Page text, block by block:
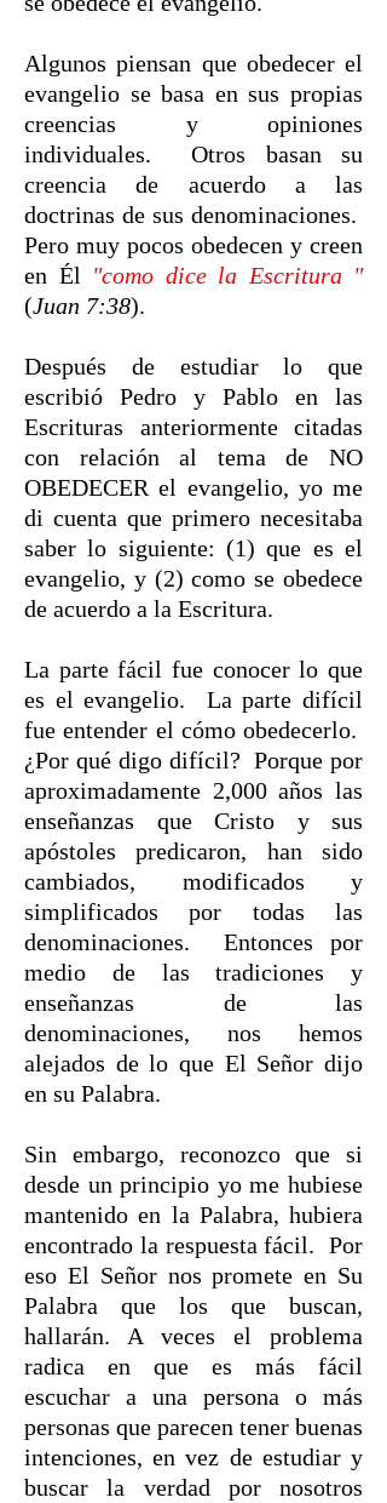
Algunos piensan que obedecer el
evangelio se basa en sus propias
creencias y opiniones
individuales. Otros basan su
creencia de acuerdo a las
doctrinas de sus denominaciones.
Pero muy pocos obedecen y creen
en Él "como dice la Escritura "
(Juan 7:38).
Después de estudiar lo que
escribió Pedro y Pablo en las
Escrituras anteriormente citadas
con relación al tema de NO
OBEDECER el evangelio, yo me
di cuenta que primero necesitaba
saber lo siguiente: (1) que es el
evangelio, y (2) como se obedece
de acuerdo a la Escritura.
La parte fácil fue conocer lo que
es el evangelio. La parte difícil
fue entender el cómo obedecerlo.
¿Por qué digo difícil? Porque por
aproximadamente 2,000 años las
enseñanzas que Cristo y sus
apóstoles predicaron, han sido
cambiados, modificados y
simplificados por todas las
denominaciones. Entonces por
medio de las tradiciones y
enseñanzas de las
denominaciones, nos hemos
alejados de lo que El Señor dijo
en su Palabra.
Sin embargo, reconozco que si
desde un principio yo me hubiese
mantenido en la Palabra, hubiera
encontrado la respuesta fácil. Por
eso El Señor nos promete en Su
Palabra que los que buscan,
hallarán. A veces el problema
radica en que es más fácil
escuchar a una persona o más
personas que parecen tener buenas
intenciones, en vez de estudiar y
buscar la verdad por nosotros